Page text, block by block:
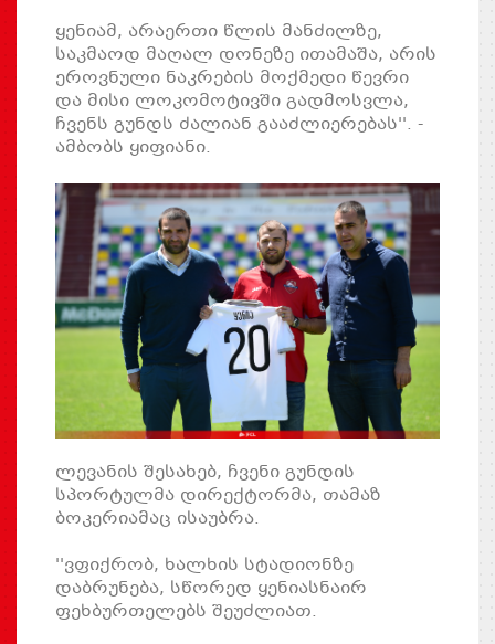
ყენიამ, არაერთი წლის მანძილზე,
საკმაოდ მაღალ დონეზე ითამაშა, არის
ეროვნული ნაკრების მოქმედი წევრი
და მისი ლოკომოტივში გადმოსვლა,
ჩვენს გუნდს ძალიან გააძლიერებას''. -
ამბობს ყიფიანი.
ლევანის შესახებ, ჩვენი გუნდის
სპორტულმა დირექტორმა, თამაზ
ბოკერიამაც ისაუბრა.
''ვფიქრობ, ხალხის სტადიონზე
დაბრუნება, სწორედ ყენიასნაირ
ფეხბურთელებს შეუძლიათ.